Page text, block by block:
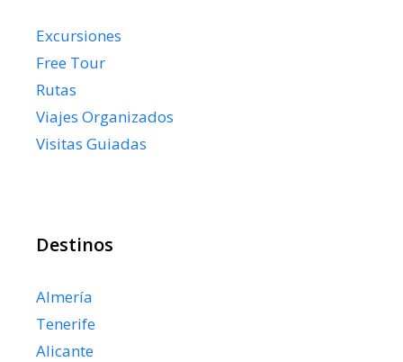
Excursiones
Free Tour
Rutas
Viajes Organizados
Visitas Guiadas
Destinos
Almería
Tenerife
Alicante